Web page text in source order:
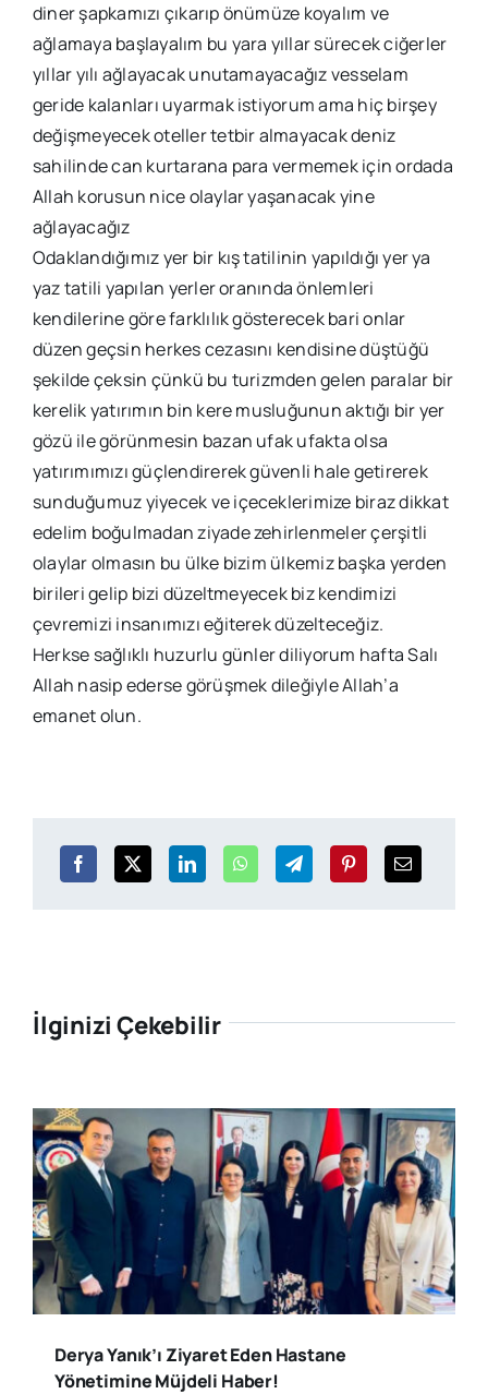
diner şapkamızı çıkarıp önümüze koyalım ve
ağlamaya başlayalım bu yara yıllar sürecek ciğerler
yıllar yılı ağlayacak unutamayacağız vesselam
geride kalanları uyarmak istiyorum ama hiç birşey
değişmeyecek oteller tetbir almayacak deniz
sahilinde can kurtarana para vermemek için ordada
Allah korusun nice olaylar yaşanacak yine
ağlayacağız
Odaklandığımız yer bir kış tatilinin yapıldığı yer ya
yaz tatili yapılan yerler oranında önlemleri
kendilerine göre farklılık gösterecek bari onlar
düzen geçsin herkes cezasını kendisine düştüğü
şekilde çeksin çünkü bu turizmden gelen paralar bir
kerelik yatırımın bin kere musluğunun aktığı bir yer
gözü ile görünmesin bazan ufak ufakta olsa
yatırımımızı güçlendirerek güvenli hale getirerek
sunduğumuz yiyecek ve içeceklerimize biraz dikkat
edelim boğulmadan ziyade zehirlenmeler çerşitli
olaylar olmasın bu ülke bizim ülkemiz başka yerden
birileri gelip bizi düzeltmeyecek biz kendimizi
çevremizi insanımızı eğiterek düzelteceğiz.
Herkse sağlıklı huzurlu günler diliyorum hafta Salı
Allah nasip ederse görüşmek dileğiyle Allah’a
emanet olun.
İlginizi Çekebilir
Derya Yanık’ı Ziyaret Eden Hastane
Yönetimine Müjdeli Haber!